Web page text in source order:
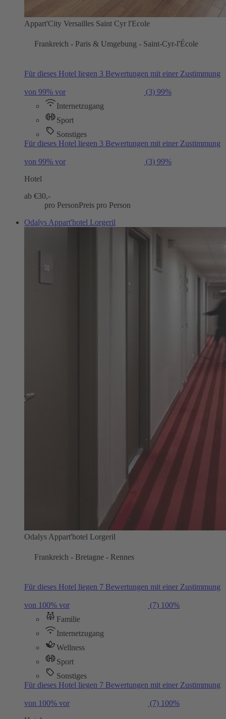
Appart'City Versailles Saint Cyr l'Ecole
Frankreich - Paris & Umgebung - Saint-Cyr-l'École
Für dieses Hotel liegen 3 Bewertungen mit einer Zustimmung
von 99% vor (3) 99%
Internetzugang
Sport
Sonstiges
Für dieses Hotel liegen 3 Bewertungen mit einer Zustimmung
von 99% vor (3) 99%
Hotel
ab €30,-
pro PersonPreis pro Person
Odalys Appart'hotel Lorgeril
Odalys Appart'hotel Lorgeril
Frankreich - Bretagne - Rennes
Für dieses Hotel liegen 7 Bewertungen mit einer Zustimmung
von 100% vor (7) 100%
Familie
Internetzugang
Wellness
Sport
Sonstiges
Für dieses Hotel liegen 7 Bewertungen mit einer Zustimmung
von 100% vor (7) 100%